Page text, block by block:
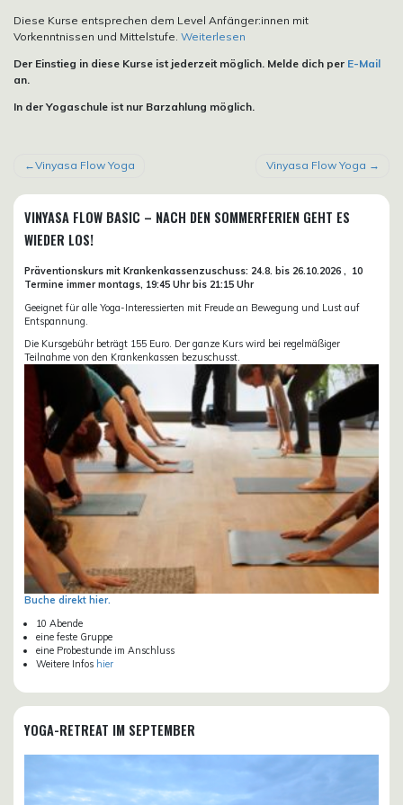
Diese Kurse entsprechen dem Level Anfänger:innen mit
Vorkenntnissen und Mittelstufe. Weiterlesen
Der Einstieg in diese Kurse ist jederzeit möglich. Melde dich per E-Mail
an.
In der Yogaschule ist nur Barzahlung möglich.
BEITRAGSNAVIGATION
Vinyasa Flow Yoga Vinyasa Flow Yoga
VINYASA FLOW BASIC – NACH DEN SOMMERFERIEN GEHT ES
WIEDER LOS!
Präventionskurs mit Krankenkassenzuschuss: 24.8. bis 26.10.2026 , 10
Termine immer montags, 19:45 Uhr bis 21:15 Uhr
Geeignet für alle Yoga-Interessierten mit Freude an Bewegung und Lust auf
Entspannung.
Die Kursgebühr beträgt 155 Euro. Der ganze Kurs wird bei regelmäßiger
Teilnahme von den Krankenkassen bezuschusst.
Buche direkt hier.
10 Abende
eine feste Gruppe
eine Probestunde im Anschluss
Weitere Infos hier
YOGA-RETREAT IM SEPTEMBER